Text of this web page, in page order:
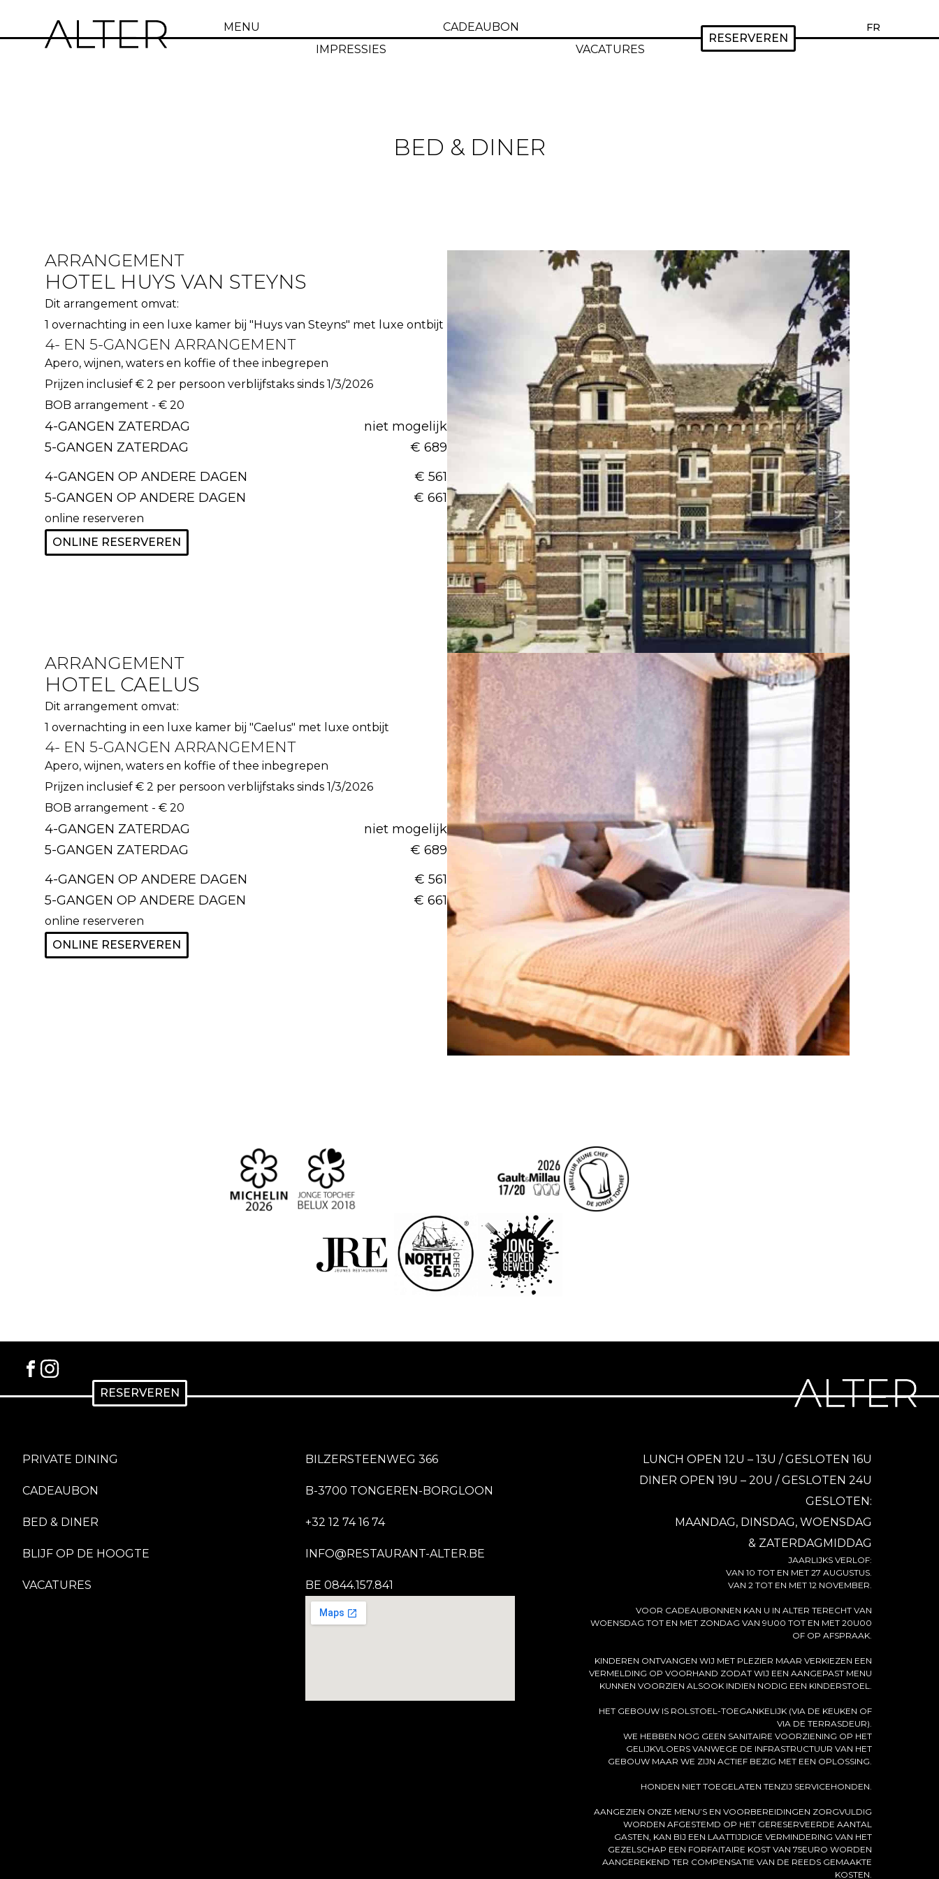
MENU
IMPRESSIES
CADEAUBON
VACATURES
RESERVEREN
FR
BED & DINER
ARRANGEMENT
HOTEL HUYS VAN STEYNS
Dit arrangement omvat:
1 overnachting in een luxe kamer bij "Huys van Steyns" met luxe ontbijt
4- EN 5-GANGEN ARRANGEMENT
Apero, wijnen, waters en koffie of thee inbegrepen
Prijzen inclusief € 2 per persoon verblijfstaks sinds 1/3/2026
BOB arrangement - € 20
4-GANGEN ZATERDAG
niet mogelijk
5-GANGEN ZATERDAG
€ 689
4-GANGEN OP ANDERE DAGEN
€ 561
5-GANGEN OP ANDERE DAGEN
€ 661
online reserveren
ONLINE RESERVEREN
ARRANGEMENT
HOTEL CAELUS
Dit arrangement omvat:
1 overnachting in een luxe kamer bij "Caelus" met luxe ontbijt
4- EN 5-GANGEN ARRANGEMENT
Apero, wijnen, waters en koffie of thee inbegrepen
Prijzen inclusief € 2 per persoon verblijfstaks sinds 1/3/2026
BOB arrangement - € 20
4-GANGEN ZATERDAG
niet mogelijk
5-GANGEN ZATERDAG
€ 689
4-GANGEN OP ANDERE DAGEN
€ 561
5-GANGEN OP ANDERE DAGEN
€ 661
online reserveren
ONLINE RESERVEREN
RESERVEREN
PRIVATE DINING
CADEAUBON
BED & DINER
BLIJF OP DE HOOGTE
VACATURES
BILZERSTEENWEG 366
B-3700 TONGEREN-BORGLOON
+32 12 74 16 74
INFO@RESTAURANT-ALTER.BE
BE 0844.157.841
LUNCH OPEN 12U – 13U / GESLOTEN 16U
DINER OPEN 19U – 20U / GESLOTEN 24U
GESLOTEN:
MAANDAG, DINSDAG, WOENSDAG
& ZATERDAGMIDDAG
JAARLIJKS VERLOF:
VAN 10 TOT EN MET 27 AUGUSTUS.
VAN 2 TOT EN MET 12 NOVEMBER.
VOOR CADEAUBONNEN KAN U IN ALTER TERECHT VAN
WOENSDAG TOT EN MET ZONDAG VAN 9U00 TOT EN MET 20U00
OF OP AFSPRAAK.
KINDEREN ONTVANGEN WIJ MET PLEZIER MAAR VERKIEZEN EEN
VERMELDING OP VOORHAND ZODAT WIJ EEN AANGEPAST MENU
KUNNEN VOORZIEN ALSOOK INDIEN NODIG EEN KINDERSTOEL.
HET GEBOUW IS ROLSTOEL-TOEGANKELIJK (VIA DE KEUKEN OF
VIA DE TERRASDEUR).
WE HEBBEN NOG GEEN SANITAIRE VOORZIENING OP HET
GELIJKVLOERS VANWEGE DE INFRASTRUCTUUR VAN HET
GEBOUW MAAR WE ZIJN ACTIEF BEZIG MET EEN OPLOSSING.
HONDEN NIET TOEGELATEN TENZIJ SERVICEHONDEN.
AANGEZIEN ONZE MENU’S EN VOORBEREIDINGEN ZORGVULDIG
WORDEN AFGESTEMD OP HET GERESERVEERDE AANTAL
GASTEN, KAN BIJ EEN LAATTIJDIGE VERMINDERING VAN HET
GEZELSCHAP EEN FORFAITAIRE KOST VAN 75EURO WORDEN
AANGEREKEND TER COMPENSATIE VAN DE REEDS GEMAAKTE
KOSTEN.